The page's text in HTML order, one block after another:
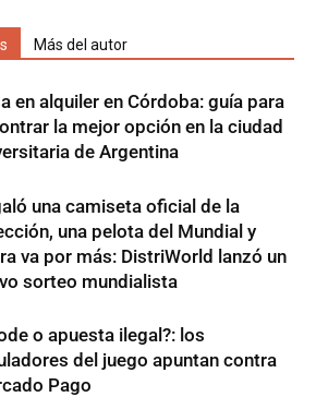
Más del autor
en alquiler en Córdoba: guía para
la mejor opción en la ciudad
de Argentina
una camiseta oficial de la
una pelota del Mundial y
va por más: DistriWorld lanzó un
sorteo mundialista
o apuesta ilegal?: los
del juego apuntan contra
Pago